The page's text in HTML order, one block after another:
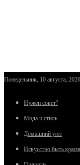
Понедельник, 10 августа, 2026
Нужен совет?
Мода и стиль
Домашний уют
Искусство быть